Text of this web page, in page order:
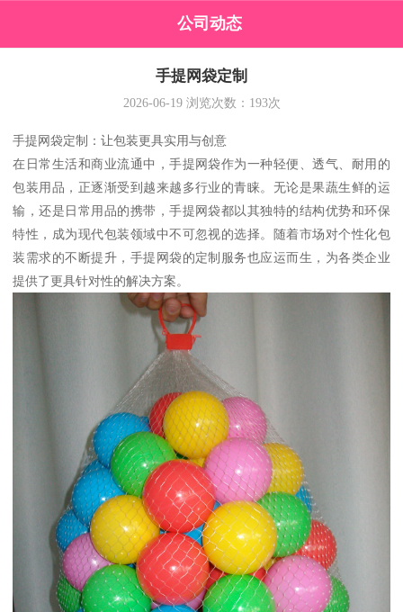
公司动态
手提网袋定制
2026-06-19浏览次数： 193次
手提网袋定制：让包装更具实用与创意
在日常生活和商业流通中，手提网袋作为一种轻便、透气、耐用的
包装用品，正逐渐受到越来越多行业的青睐。无论是果蔬生鲜的运
输，还是日常用品的携带，手提网袋都以其独特的结构优势和环保
特性，成为现代包装领域中不可忽视的选择。随着市场对个性化包
装需求的不断提升，手提网袋的定制服务也应运而生，为各类企业
提供了更具针对性的解决方案。